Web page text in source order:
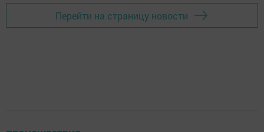
Перейти на страницу новости